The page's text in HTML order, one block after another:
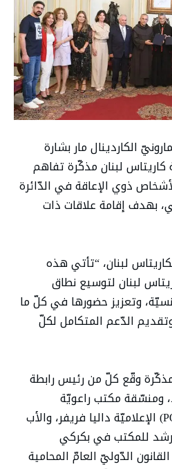
الكاردينال مار بشارة
لبنان مذكّرة تفاهم
ذوي الإعاقة في الدّائرة
بهدف إقامة علاقات ذات
لبنان، “تأتي هذه
لبنان لتوسيع نطاق
وتعزيز حضورها في كلّ ما
الدّعم المتكامل لكلّ
وقّع كلّ من رئيس رابطة
ومنسّقة مكتب راعويّة
الأشخاص ذوي إعاقة (POPD) الإعلاميّة داليا فريفر، والأب
للمكتب في بكركي
الدّوليّ العامّ المحامية